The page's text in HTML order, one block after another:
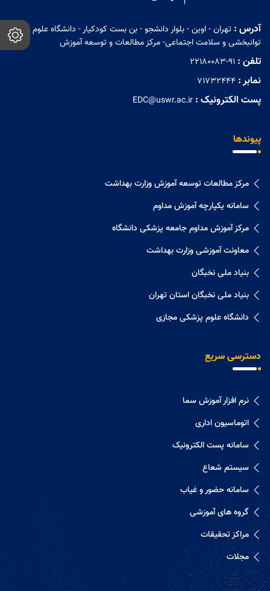
آدرس : تهران - اوین - بلوار دانشجو - بن بست کودکیار - دانشگاه علوم
توانبخشی و سلامت اجتماعی- مرکز مطالعات و توسعه آموزش
تلفن : 22180083-91
نمابر : 71732444
پست الکترونیک : EDC@uswr.ac.ir
پیوندها
مرکز مطالعات توسعه آموزش وزارت بهداشت
سامانه یکپارچه آموزش مداوم
مرکز آموزش مداوم جامعه پزشکی دانشگاه
معاونت آموزشی وزارت بهداشت
بنیاد ملی نخبگان
بنیاد ملی نخبگان استان تهران
دانشگاه علوم پزشکی مجازی
دسترسی سریع
نرم افزار آموزش سما
اتوماسیون اداری
سامانه پست الکترونیک
سیستم شعاع
سامانه حضور و غیاب
گروه های آموزشی
مراکز تحقیقات
مجلات